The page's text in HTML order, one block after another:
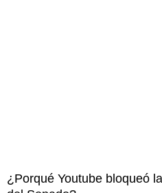
¿Porqué Youtube bloqueó